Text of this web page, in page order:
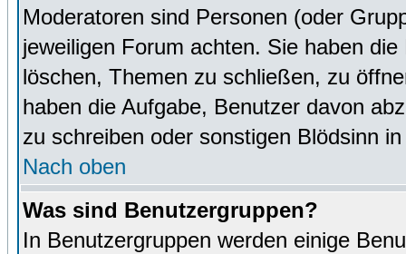
Moderatoren sind Personen (oder
jeweiligen Forum achten. Sie haben
löschen, Themen zu schließen, zu
haben die Aufgabe, Benutzer davon
zu schreiben oder sonstigen Blödsinn
Nach oben
Was sind Benutzergruppen?
In Benutzergruppen werden einige